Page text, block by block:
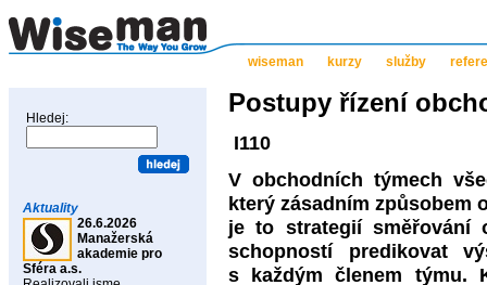
wiseman kurzy služby
Hledej:
Aktuality
26.6.2026
Manažerská
akademie pro
Sféra a.s.
Postupy řízení
I110
V obchodních týmech
který zásadním
je to strategií směřování
schopností predikovat
s každým členem týmu.